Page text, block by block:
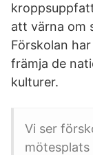
att värna om
Förskolan
främja de
kulturer.
Vi ser